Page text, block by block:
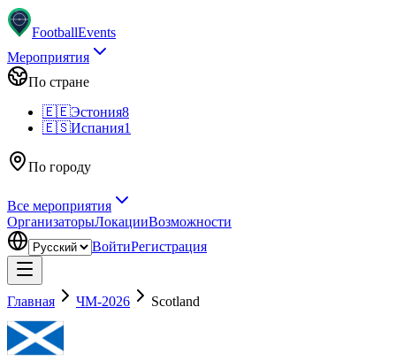
FootballEvents
Мероприятия
По стране
🇪🇪Эстония8
🇪🇸Испания1
По городу
Все мероприятия
ОрганизаторыЛокацииВозможности
ВойтиРегистрация
Главная ЧМ-2026 Scotland